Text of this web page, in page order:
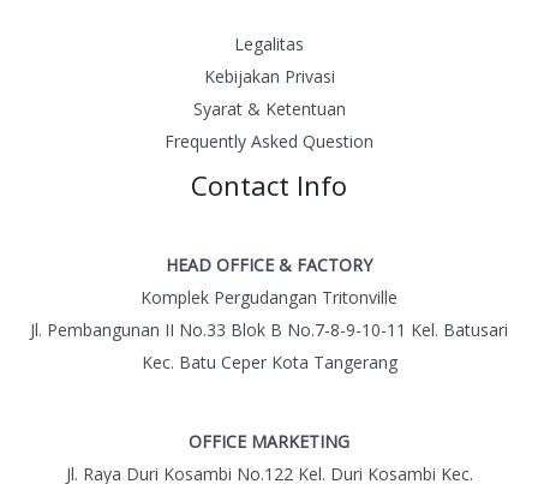
Legalitas
Kebijakan Privasi
Syarat & Ketentuan
Frequently Asked Question
Contact Info
HEAD OFFICE & FACTORY
Komplek Pergudangan Tritonville
Jl. Pembangunan II No.33 Blok B No.7-8-9-10-11 Kel. Batusari
Kec. Batu Ceper Kota Tangerang
OFFICE MARKETING
Jl. Raya Duri Kosambi No.122 Kel. Duri Kosambi Kec.